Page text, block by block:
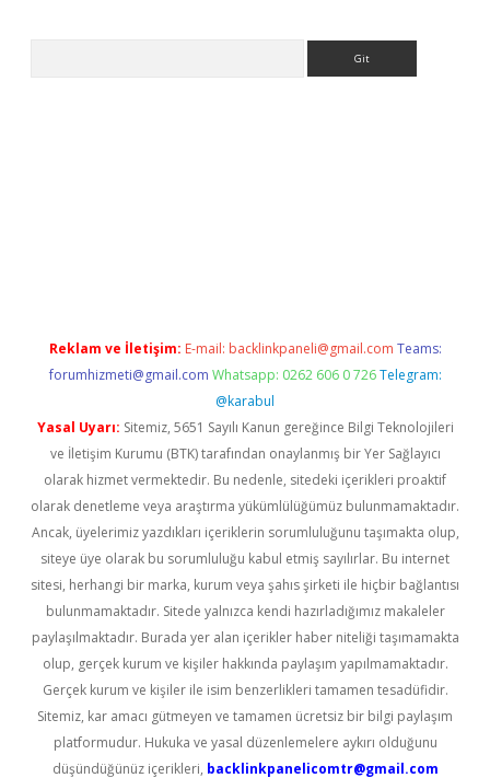
Reklam ve İletişim: E-mail: backlinkpaneli@gmail.com Teams:
forumhizmeti@gmail.com Whatsapp: 0262 606 0 726 Telegram:
@karabul
Yasal Uyarı: Sitemiz, 5651 Sayılı Kanun gereğince Bilgi Teknolojileri
ve İletişim Kurumu (BTK) tarafından onaylanmış bir Yer Sağlayıcı
olarak hizmet vermektedir. Bu nedenle, sitedeki içerikleri proaktif
olarak denetleme veya araştırma yükümlülüğümüz bulunmamaktadır.
Ancak, üyelerimiz yazdıkları içeriklerin sorumluluğunu taşımakta olup,
siteye üye olarak bu sorumluluğu kabul etmiş sayılırlar. Bu internet
sitesi, herhangi bir marka, kurum veya şahıs şirketi ile hiçbir bağlantısı
bulunmamaktadır. Sitede yalnızca kendi hazırladığımız makaleler
paylaşılmaktadır. Burada yer alan içerikler haber niteliği taşımamakta
olup, gerçek kurum ve kişiler hakkında paylaşım yapılmamaktadır.
Gerçek kurum ve kişiler ile isim benzerlikleri tamamen tesadüfidir.
Sitemiz, kar amacı gütmeyen ve tamamen ücretsiz bir bilgi paylaşım
platformudur. Hukuka ve yasal düzenlemelere aykırı olduğunu
düşündüğünüz içerikleri, backlinkpanelicomtr@gmail.com